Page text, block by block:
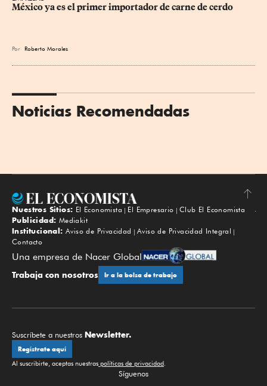
México ya es el primer importador de carne de cerdo
Por Roberto Morales
Noticias Recomendadas
Subir
Nuestros Sitios: El Economista El Empresario
Club El Economista
Publicidad: Mediakit
Institucional: Aviso de Privacidad
Aviso de Privacidad Integral
Contacto
Una empresa de Nacer Global
Trabaja con nosotros Ir a la bolsa de trabajo
Suscríbete a nuestros Newsletter.
Regístrate aquí
Al suscribirte, aceptas nuestras políticas de privacidad.
Síguenos